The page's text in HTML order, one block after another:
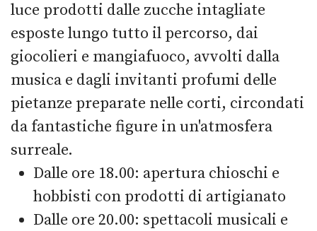
luce prodotti dalle zucche intagliate
esposte lungo tutto il percorso, dai
giocolieri e mangiafuoco, avvolti dalla
musica e dagli invitanti profumi delle
pietanze preparate nelle corti, circondati
da fantastiche figure in un'atmosfera
surreale.
Dalle ore 18.00: apertura chioschi e
hobbisti con prodotti di artigianato
Dalle ore 20.00: spettacoli musicali e